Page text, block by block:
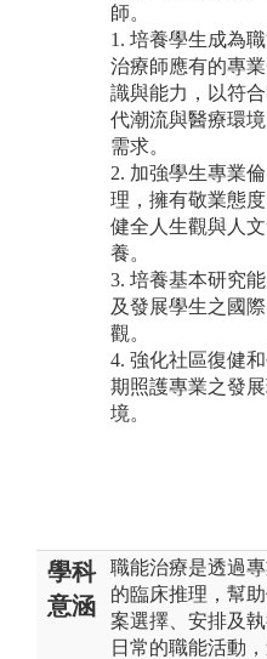
師。
1. 培養學生成為
治療師應有的專
識與能力，以符
代潮流與醫療環
需求。
2. 加強學生專業倫
理，擁有敬業態度
健全人生觀與人
養。
3. 培養基本研究
及發展學生之國際
觀。
4. 強化社區復健
期照護專業之發
境。
學科
意涵
職能治療是透過
的臨床推理，幫
案選擇、安排及
日常的職能活動